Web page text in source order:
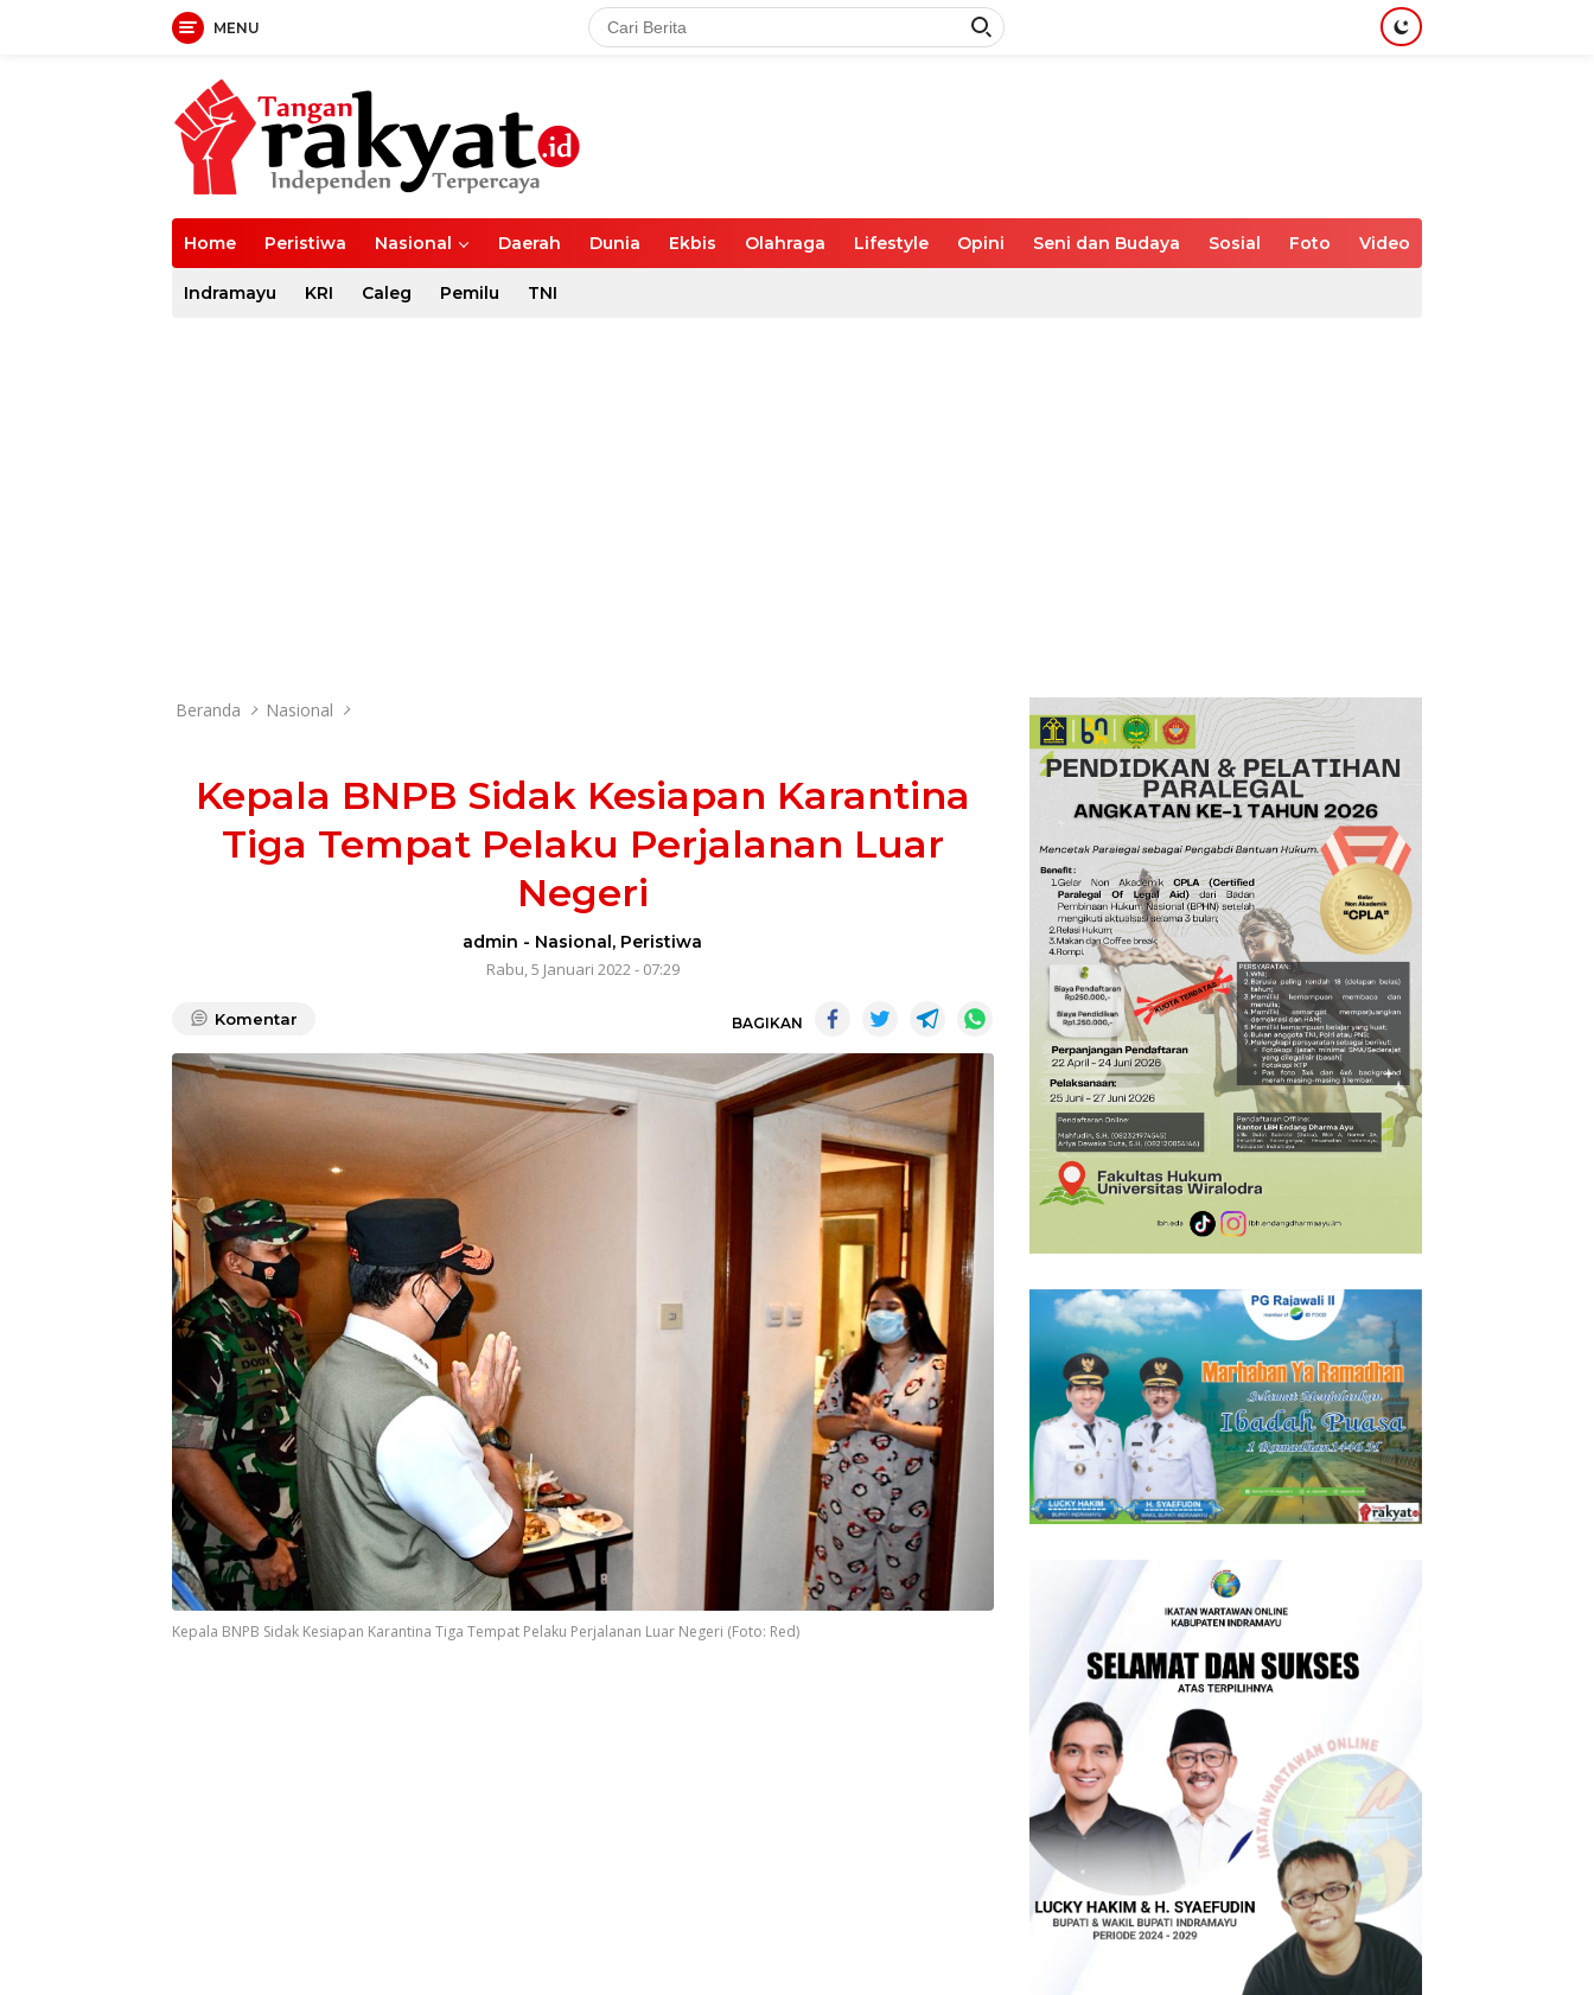
MENU
Home Peristiwa Nasional Daerah Dunia Ekbis Olahraga Lifestyle Opini Seni dan Budaya Sosial Foto Video
Indramayu KRI Caleg Pemilu TNI
Beranda Nasional
Kepala BNPB Sidak Kesiapan Karantina
Tiga Tempat Pelaku Perjalanan Luar
Negeri
admin - Nasional, Peristiwa
Rabu, 5 Januari 2022 - 07:29
Komentar BAGIKAN
Kepala BNPB Sidak Kesiapan Karantina Tiga Tempat Pelaku Perjalanan Luar Negeri (Foto: Red)